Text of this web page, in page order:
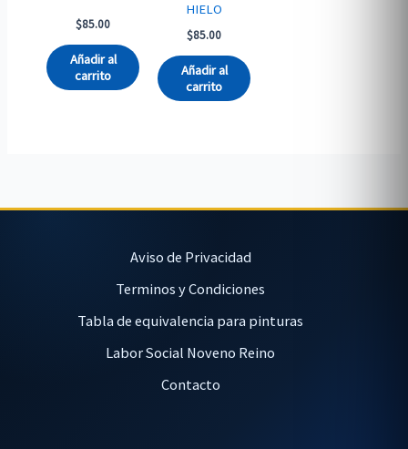
$85.00
Añadir al
carrito
HIELO
$85.00
Añadir al
carrito
Aviso de Privacidad
Terminos y Condiciones
Tabla de equivalencia para pinturas
Labor Social Noveno Reino
Contacto